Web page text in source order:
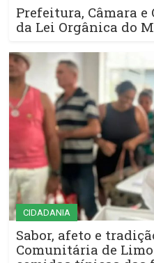
Prefeitura, Câmara
da Lei Orgânica do
CIDADANIA
Sabor, afeto e
Comunitária de